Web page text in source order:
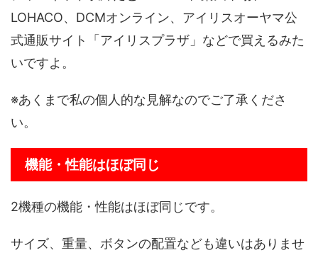
LOHACO、DCMオンライン、アイリスオーヤマ公
式通販サイト「アイリスプラザ」などで買えるみた
いですよ。
※あくまで私の個人的な見解なのでご了承くださ
い。
機能・性能はほぼ同じ
2機種の機能・性能はほぼ同じです。
サイズ、重量、ボタンの配置なども違いはありませ